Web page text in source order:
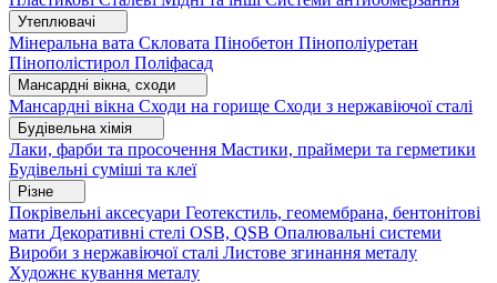
Утеплювачі
Мінеральна вата Скловата Пінобетон Пінополіуретан
Пінополістирол Поліфасад
Мансардні вікна, сходи
Мансардні вікна Сходи на горище Сходи з нержавіючої сталі
Будівельна хімія
Лаки, фарби та просочення Мастики, праймери та герметики
Будівельні суміші та клеї
Різне
Покрівельні аксесуари Геотекстиль, геомембрана, бентонітові
мати Декоративні стелі OSB, QSB Опалювальні системи
Вироби з нержавіючої сталі Листове згинання металу
Художнє кування металу